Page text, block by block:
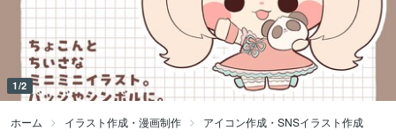
1/2
ホーム イラスト作成・漫画制作 アイコン作成・SNSイラスト作成